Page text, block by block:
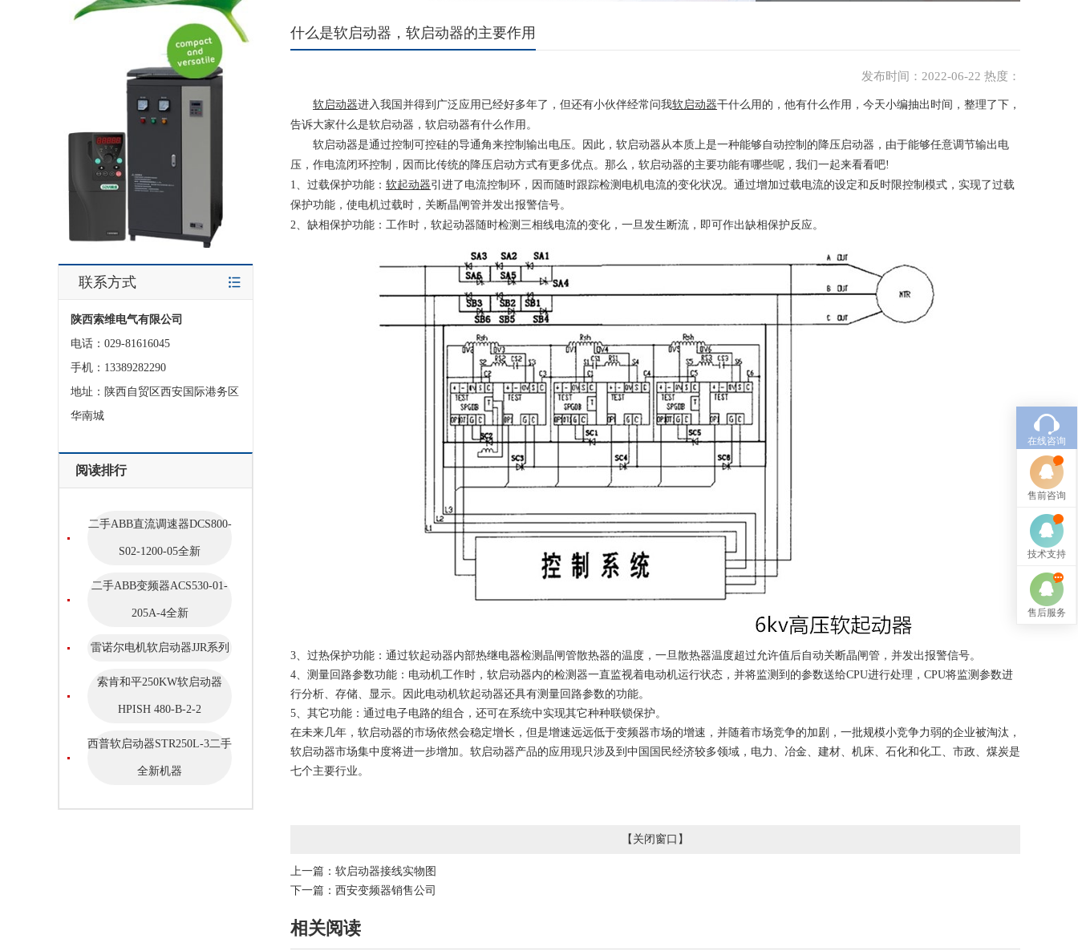
联系方式
陕西索维电气有限公司
电话：029-81616045
手机：13389282290
地址：陕西自贸区西安国际港务区
华南城
阅读排行
二手ABB直流调速器DCS800-
S02-1200-05全新
二手ABB变频器ACS530-01-
205A-4全新
雷诺尔电机软启动器JJR系列
索肯和平250KW软启动器
HPISH 480-B-2-2
西普软启动器STR250L-3二手
全新机器
什么是软启动器，软启动器的主要作用
发布时间：2022-06-22 热度：
软启动器进入我国并得到广泛应用已经好多年了，但还有小伙伴经常问我软启动器干什么用的，他有什么作用，今天小编抽出时间，整理了下，
告诉大家什么是软启动器，软启动器有什么作用。
软启动器是通过控制可控硅的导通角来控制输出电压。因此，软启动器从本质上是一种能够自动控制的降压启动器，由于能够任意调节输出电
压，作电流闭环控制，因而比传统的降压启动方式有更多优点。那么，软启动器的主要功能有哪些呢，我们一起来看看吧!
1、过载保护功能： 软起动器引进了电流控制环，因而随时跟踪检测电机电流的变化状况。通过增加过载电流的设定和反时限控制模式，实现了过载
保护功能，使电机过载时，关断晶闸管并发出报警信号。
2、缺相保护功能：工作时，软起动器随时检测三相线电流的变化，一旦发生断流，即可作出缺相保护反应。
3、过热保护功能：通过软起动器内部热继电器检测晶闸管散热器的温度，一旦散热器温度超过允许值后自动关断晶闸管，并发出报警信号。
4、测量回路参数功能：电动机工作时，软启动器内的检测器一直监视着电动机运行状态，并将监测到的参数送给CPU进行处理，CPU将监测参数进
行分析、存储、显示。因此电动机软起动器还具有测量回路参数的功能。
5、其它功能：通过电子电路的组合，还可在系统中实现其它种种联锁保护。
在未来几年，软启动器的市场依然会稳定增长，但是增速远远低于变频器市场的增速，并随着市场竞争的加剧，一批规模小竞争力弱的企业被淘汰，
软启动器市场集中度将进一步增加。软启动器产品的应用现只涉及到中国国民经济较多领域，电力、冶金、建材、机床、石化和化工、市政、煤炭是
七个主要行业。
【 关闭窗口 】
上一篇： 软启动器接线实物图
下一篇： 西安变频器销售公司
相关阅读
在线咨询
售前咨询
技术支持
售后服务